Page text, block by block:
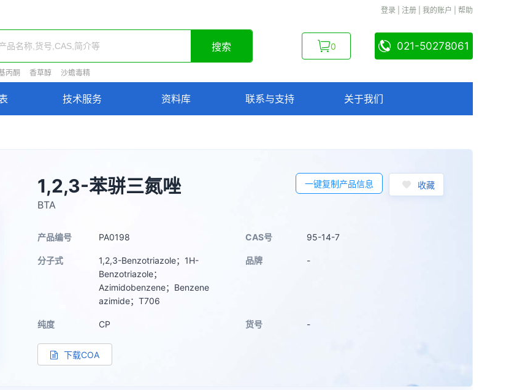
登录 注册 我的账户 帮助
搜索
丙酮 香草醇 沙蟾毒精
0 021-50278061
技术服务 资料库 联系与支持 关于我们
1,2,3-苯骈三氮唑 一键复制产品信息 收藏
BTA
产品编号 PA0198 CAS号 95-14-7
分子式
1,2,3-Benzotriazole；1H-
Benzotriazole；
Azimidobenzene；Benzene
azimide；T706
品牌 -
纯度 CP 货号 -
下载COA